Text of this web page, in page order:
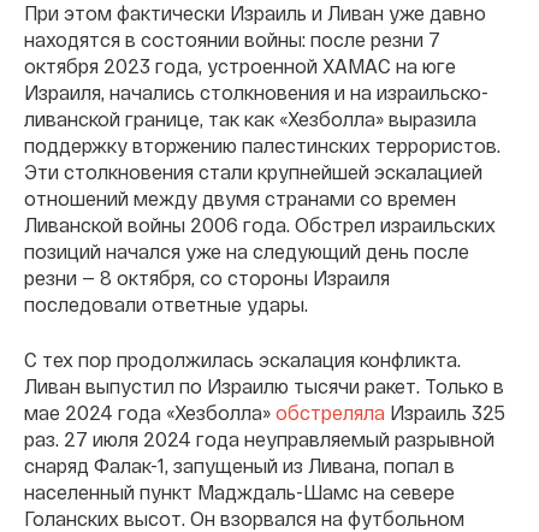
При этом фактически Израиль и Ливан уже давно
находятся в состоянии войны: после резни 7
октября 2023 года, устроенной ХАМАС на юге
Израиля, начались столкновения и на израильско-
ливанской границе, так как «Хезболла» выразила
поддержку вторжению палестинских террористов.
Эти столкновения стали крупнейшей эскалацией
отношений между двумя странами со времен
Ливанской войны 2006 года. Обстрел израильских
позиций начался уже на следующий день после
резни — 8 октября, со стороны Израиля
последовали ответные удары.
С тех пор продолжилась эскалация конфликта.
Ливан выпустил по Израилю тысячи ракет. Только в
мае 2024 года «Хезболла» обстреляла Израиль 325
раз. 27 июля 2024 года неуправляемый разрывной
снаряд Фалак-1, запущеный из Ливана, попал в
населенный пункт Мадждаль-Шамс на севере
Голанских высот. Он взорвался на футбольном